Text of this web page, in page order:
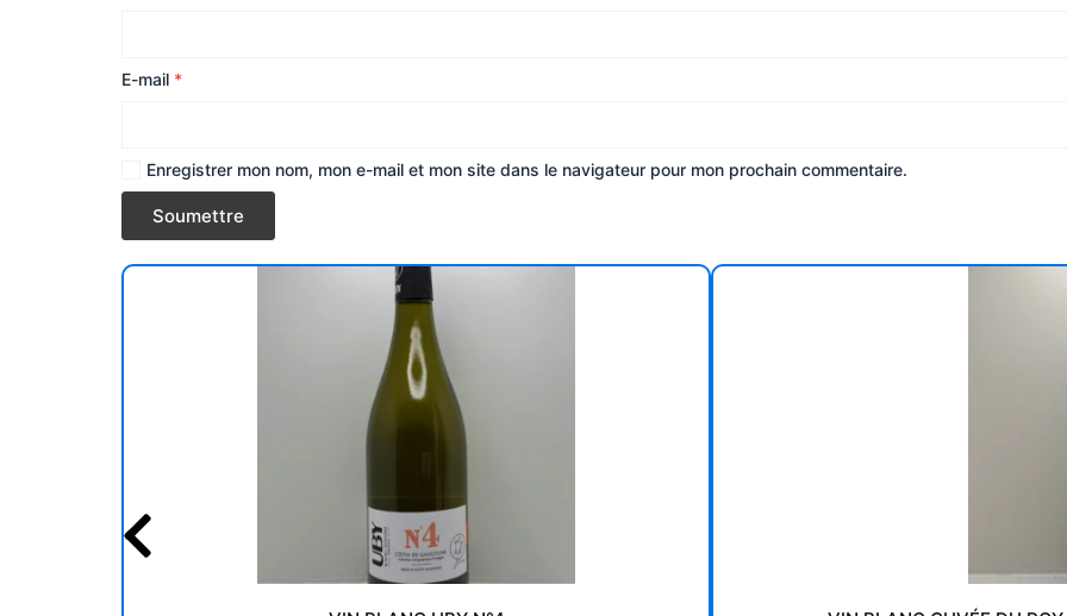
E-mail *
Enregistrer mon nom, mon e-mail et mon site dans le navigateur pour mon prochain commentaire.